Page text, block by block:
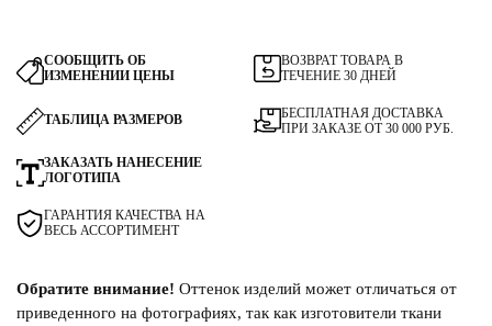
СООБЩИТЬ ОБ
ИЗМЕНЕНИИ ЦЕНЫ
ВОЗВРАТ ТОВАРА В
ТЕЧЕНИЕ 30 ДНЕЙ
ТАБЛИЦА РАЗМЕРОВ
ЗАКАЗАТЬ НАНЕСЕНИЕ
ЛОГОТИПА
ГАРАНТИЯ КАЧЕСТВА НА
ВЕСЬ АССОРТИМЕНТ
БЕСПЛАТНАЯ ДОСТАВКА
ПРИ ЗАКАЗЕ ОТ 30 000 РУБ.
Обратите внимание! Оттенок изделий может отличаться от
приведенного на фотографиях, так как изготовители ткани